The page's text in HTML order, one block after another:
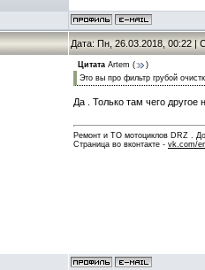
Дата: Пн, 26.03.2018, 00:22 |
Цитата Artem (
)
Это вы про фильтр грубой
Да . Только там чего другое
Ремонт и ТО мотоциклов DRZ .
Страница во вконтакте - vk.com/